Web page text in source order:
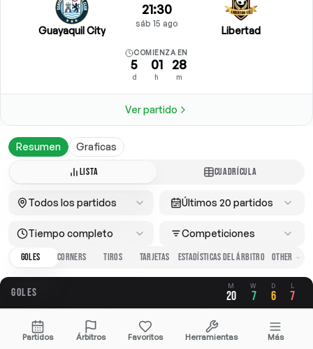
Guayaquil City
21:30
sáb 15 ago
Libertad
COMIENZA EN
5
d
01
h
28
m
Ver partido
Resumen Graficas
LISTA CUADRÍCULA
Todos los partidos Últimos 20 partidos
Tiempo completo
Competiciones
GOLES
CORNERS TIROS TARJETAS ESTADÍSTICAS DEL ÁRBITRO
GOLES M
20
W
7
D
6
L
7
GLOBAL
2.00
A FAVOR
0.95
EN CONTRA
1.05
Partidos Árbitros Favoritos Herramientas Más